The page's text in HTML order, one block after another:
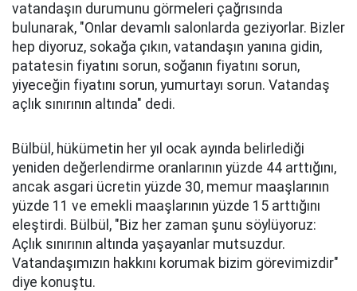
vatandaşın durumunu görmeleri çağrısında
bulunarak, "Onlar devamlı salonlarda geziyorlar. Bizler
hep diyoruz, sokağa çıkın, vatandaşın yanına gidin,
patatesin fiyatını sorun, soğanın fiyatını sorun,
yiyeceğin fiyatını sorun, yumurtayı sorun. Vatandaş
açlık sınırının altında" dedi.
Bülbül, hükümetin her yıl ocak ayında belirlediği
yeniden değerlendirme oranlarının yüzde 44 arttığını,
ancak asgari ücretin yüzde 30, memur maaşlarının
yüzde 11 ve emekli maaşlarının yüzde 15 arttığını
eleştirdi. Bülbül, "Biz her zaman şunu söylüyoruz:
Açlık sınırının altında yaşayanlar mutsuzdur.
Vatandaşımızın hakkını korumak bizim görevimizdir"
diye konuştu.